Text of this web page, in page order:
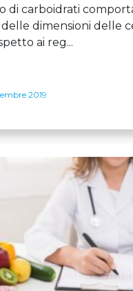
di carboidrati
dimensioni delle
ai reg...
2019